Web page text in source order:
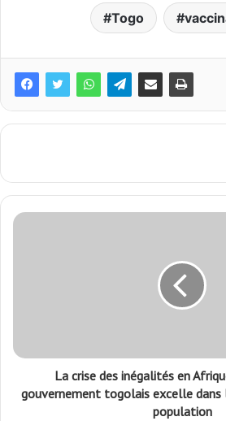
Togo
La crise des inégalités en
gouvernement togolais excelle dans
population